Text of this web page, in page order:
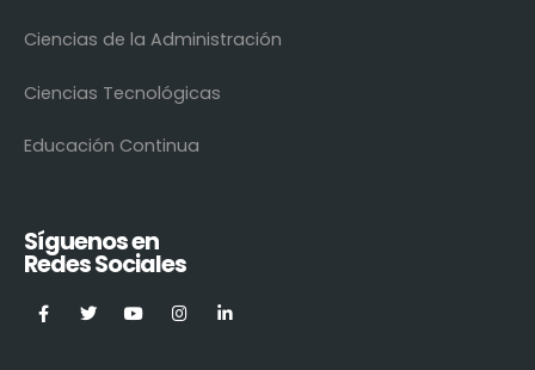
Ciencias de la Administración
Ciencias Tecnológicas
Educación Continua
Síguenos en
Redes Sociales